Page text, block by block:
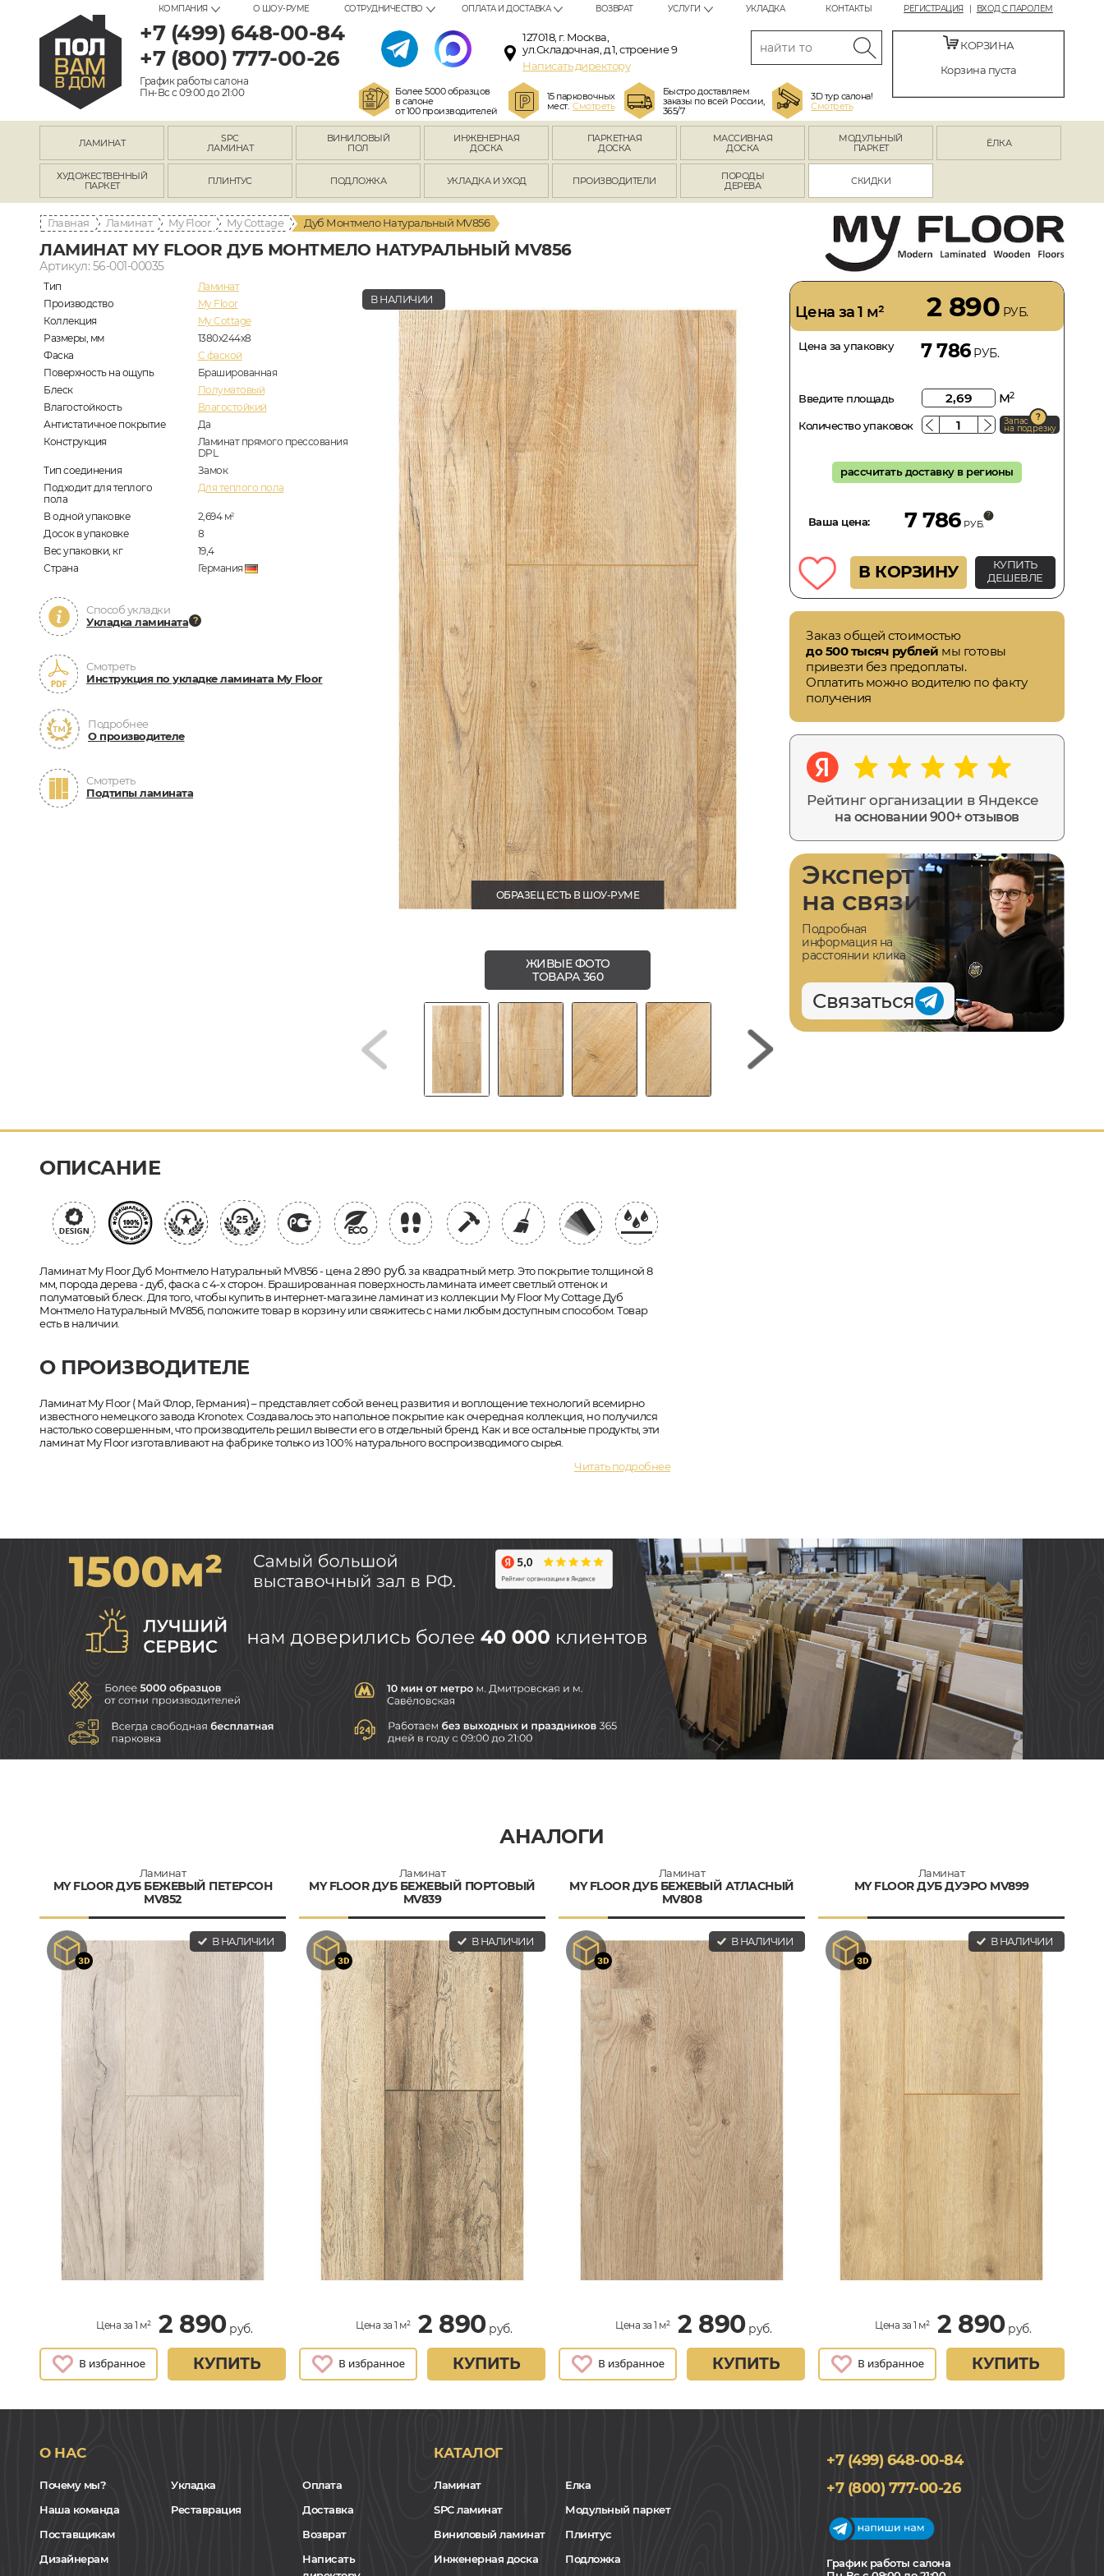
РЕГИСТРАЦИЯ ВХОД С ПАРОЛЕМ
КОМПАНИЯ О ШОУ-РУМЕ СОТРУДНИЧЕСТВО ОПЛАТА И ДОСТАВКА ВОЗВРАТ УСЛУГИ УКЛАДКА КОНТАКТЫ
+7 (499) 648-00-84
+7 (800) 777-00-26
График работы салона
Пн-Вс с 09:00 до 21:00
127018, г. Москва,
ул.Складочная, д.1, строение 9
Написать директору
Более 5000 образцов
в салоне
от 100 производителей
15 парковочных
мест.Смотреть
Быстро доставляем
заказы по всей России,
365/7
3D тур салона!
Смотреть
КОРЗИНА
Корзина пуста
ЛАМИНАТ
SPC
ЛАМИНАТ
ВИНИЛОВЫЙ
ПОЛ
ИНЖЕНЕРНАЯ
ДОСКА
ПАРКЕТНАЯ
ДОСКА
МАССИВНАЯ
ДОСКА
МОДУЛЬНЫЙ
ПАРКЕТ
ЁЛКА
ХУДОЖЕСТВЕННЫЙ
ПАРКЕТ
ПЛИНТУС ПОДЛОЖКА УКЛАДКА И УХОД ПРОИЗВОДИТЕЛИ
ПОРОДЫ
ДЕРЕВА
СКИДКИ
Главная Ламинат My Floor My Cottage Дуб Монтмело Натуральный MV856
ЛАМИНАТ MY FLOOR ДУБ МОНТМЕЛО НАТУРАЛЬНЫЙ MV856
Артикул: 56-001-00035
Тип
Ламинат
Производство
My Floor
Коллекция
My Cottage
Размеры, мм
1380x244x8
Фаска
C фаской
Поверхность на ощупь
Брашированная
Блеск
Полуматовый
Влагостойкость
Влагостойкий
Антистатичное покрытие
Да
Конструкция
Ламинат прямого прессования
DPL
Тип соединения
Замок
Подходит для теплого
пола
Для теплого пола
В одной упаковке 2,694 м2
Досок в упаковке
8
Вес упаковки, кг
19,4
Страна
Германия
Способ укладки
Укладка ламината
Смотреть
Инструкция по укладке ламината My Floor
Подробнее
О производителе
Смотреть
Подтипы ламината
В НАЛИЧИИ
ОБРАЗЕЦ ЕСТЬ В ШОУ-РУМЕ
ЖИВЫЕ ФОТО
ТОВАРА 360
Цена за 1 м² 2 890 РУБ.
Цена за упаковку 7 786РУБ.
Введите площадь м2
Количество упаковок Запас
на подрезку
рассчитать доставку в регионы
Ваша цена: 7 786 РУБ.
В КОРЗИНУ
КУПИТЬ
ДЕШЕВЛЕ
Заказ общей стоимостью
до 500 тысяч рублей мы готовы
привезти без предоплаты.
Оплатить можно водителю по факту
получения
Рейтинг организации в Яндексе
на основании 900+ отзывов
Эксперт
на связи
Подробная
информация на
расстоянии клика
Связаться
ОПИСАНИЕ
Ламинат My Floor Дуб Монтмело Натуральный MV856 - цена 2 890 руб.за квадратный метр. Это покрытие толщиной 8
мм, порода дерева - дуб, фаска с 4-х сторон. Брашированная поверхность ламината имеет светлый оттенок и
полуматовый блеск. Для того, чтобы купить в интернет-магазине ламинат из коллекции My Floor My Cottage Дуб
Монтмело Натуральный MV856, положите товар в корзину или свяжитесь с нами любым доступным способом. Товар
есть в наличии.
О ПРОИЗВОДИТЕЛЕ
Ламинат My Floor ( Май Флор, Германия) – представляет собой венец развития и воплощение технологий всемирно
известного немецкого завода Kronotex. Создавалось это напольное покрытие как очередная коллекция, но получился
настолько совершенным, что производитель решил вывести его в отдельный бренд. Как и все остальные продукты, эти
ламинат My Floor изготавливают на фабрике только из 100% натурального воспроизводимого сырья.
Читать подробнее
АНАЛОГИ
Ламинат
MY FLOOR ДУБ БЕЖЕВЫЙ ПЕТЕРСОН
MV852
В НАЛИЧИИ
Цена за 1 м² 2 890руб.
КУПИТЬ
Ламинат
MY FLOOR ДУБ БЕЖЕВЫЙ ПОРТОВЫЙ
MV839
В НАЛИЧИИ
Цена за 1 м² 2 890руб.
КУПИТЬ
Ламинат
MY FLOOR ДУБ БЕЖЕВЫЙ АТЛАСНЫЙ
MV808
В НАЛИЧИИ
Цена за 1 м² 2 890руб.
КУПИТЬ
Ламинат
MY FLOOR ДУБ ДУЭРО MV899
В НАЛИЧИИ
Цена за 1 м² 2 890руб.
КУПИТЬ
О НАС
Почему мы?
Наша команда
Поставщикам
Дизайнерам
Укладка
Реставрация
Оплата
Доставка
Возврат
Написать
КАТАЛОГ
Ламинат
SPC ламинат
Виниловый ламинат
Инженерная доска
Елка
Модульный паркет
Плинтус
Подложка
+7 (499) 648-00-84
+7 (800) 777-00-26
График работы салона